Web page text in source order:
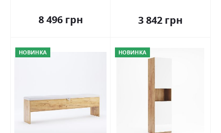
8 496 грн 3 842 грн
НОВИНКА НОВИНКА